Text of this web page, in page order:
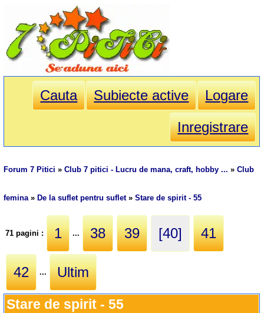
Cauta Subiecte active
Logare
Inregistrare
Forum 7 Pitici »Club 7 pitici - Lucru de mana, craft, hobby ... »Club
femina» De la suflet pentru suflet»Stare de spirit - 55
71 pagini : 1 ... 38 39 [40] 41
42 ... Ultim
Stare de spirit - 55